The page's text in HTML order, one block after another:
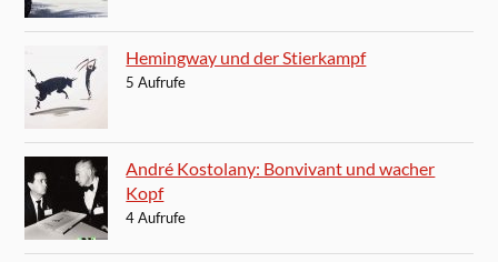
Hemingway und der Stierkampf
5 Aufrufe
André Kostolany: Bonvivant und wacher
Kopf
4 Aufrufe